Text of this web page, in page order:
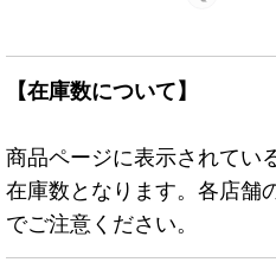
【在庫数について】
商品ページに表示されてい
在庫数となります。各店舗
でご注意ください。